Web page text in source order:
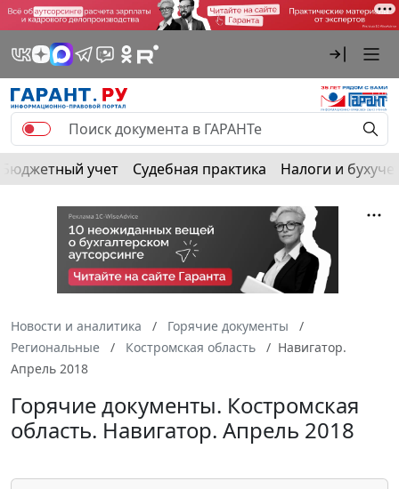
Бюджетный учет Судебная практика Налоги и
Новости и аналитика
Горячие документы
Региональные
Костромская область
Навигатор.
Апрель 2018
Горячие документы. Костромская
область. Навигатор. Апрель 2018